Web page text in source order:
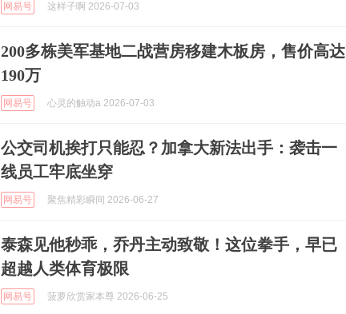
网易号 这样子啊 2026-07-03
200多栋美军基地二战营房移建木板房，售价高达
190万
网易号 心灵的触动a 2026-07-03
公交司机挨打只能忍？加拿大新法出手：袭击一
线员工牢底坐穿
网易号 聚焦精彩瞬间 2026-06-27
泰森见他秒乖，乔丹主动致敬！这位拳手，早已
超越人类体育极限
网易号 菠萝欣赏家本尊 2026-06-25